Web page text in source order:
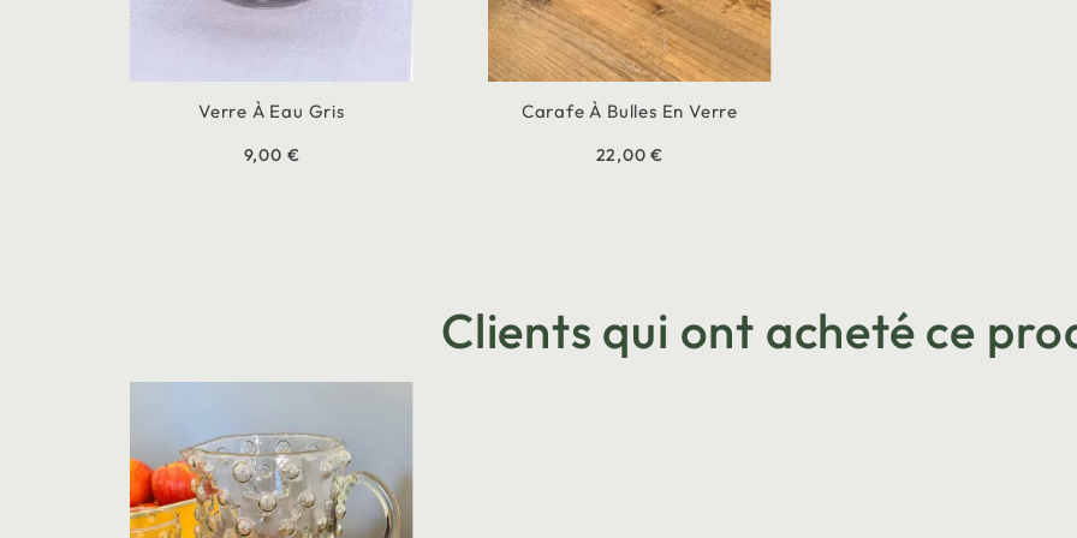
Verre À Eau Gris
9,00 €
Carafe À Bulles En Verre
22,00 €
Clients qui ont acheté ce